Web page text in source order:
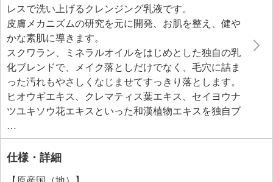
レスで洗い上げるクレンジング乳液です。
皮膚メカニズムの研究を元に開発、お肌を整え、健や
かな素肌に導きます。
スクワラン、ミネラルオイルをはじめとした独自の乳
化ブレンドで、メイク落としだけでなく、毛穴に詰ま
った汚れもやさしくなじませてすっきり落とします。
ヒオウギエキス、クレマティス葉エキス、セイヨウナ
ツユキソウ花エキスといった和漢植物エキスを独自ブ
レンドし、洗いながらお肌を引き締め、ハリ、潤いを
与え、キメを整え、なめらか美肌に導きます。
香りの成分として天然アロマのラベンダー油とローマ
仕様・詳細